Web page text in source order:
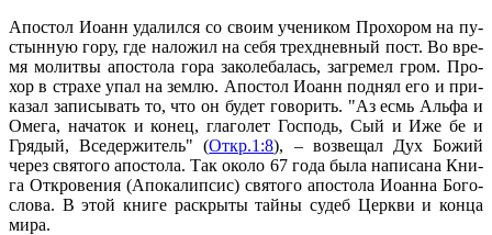
Апо­стол Иоанн уда­лил­ся со сво­им уче­ни­ком Про­хо­ром на пу­
стын­ную го­ру, где на­ло­жил на се­бя трех­днев­ный пост. Во вре­
мя мо­лит­вы апо­сто­ла го­ра за­ко­ле­ба­лась, за­гре­мел гром. Про­
хор в стра­хе упал на зем­лю. Апо­стол Иоанн под­нял его и при­
ка­зал за­пи­сы­вать то, что он бу­дет го­во­рить. "Аз есмь Аль­фа и
Оме­га, на­ча­ток и ко­нец, гла­го­лет Гос­подь, Сый и Иже бе и
Гря­дый, Все­дер­жи­тель" (Откр.1:8), – воз­ве­щал Дух Бо­жий
через свя­то­го апо­сто­ла. Так око­ло 67 го­да бы­ла на­пи­са­на Кни­
га От­кро­ве­ния (Апо­ка­лип­сис) свя­то­го апо­сто­ла Иоан­на Бо­го­
сло­ва. В этой кни­ге рас­кры­ты тай­ны су­деб Церк­ви и кон­ца
ми­ра.